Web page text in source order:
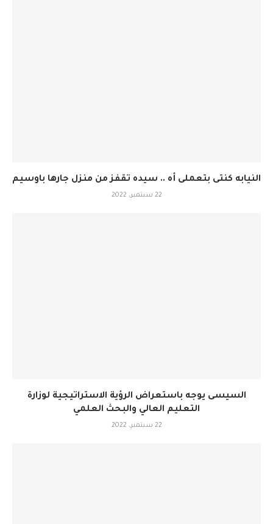
النيابه كنتى بتعملى أه .. سيده تقفز من منزل جارها باوسيم
22 سبتمبر، 2022
السيسى يوجه باستعراض الرؤية الاستراتيجية لوزارة
التعليم العالي والبحث العلمي
22 سبتمبر، 2022